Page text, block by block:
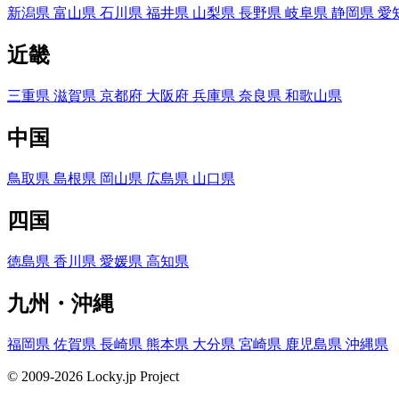
新潟県 富山県 石川県 福井県 山梨県 長野県 岐阜県 静岡県 愛
近畿
三重県 滋賀県 京都府 大阪府 兵庫県 奈良県 和歌山県
中国
鳥取県 島根県 岡山県 広島県 山口県
四国
徳島県 香川県 愛媛県 高知県
九州・沖縄
福岡県 佐賀県 長崎県 熊本県 大分県 宮崎県 鹿児島県 沖縄県
© 2009-2026 Locky.jp Project